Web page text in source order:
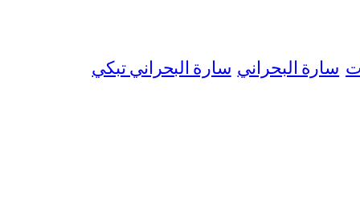
سارة البحراني سارة البحراني تبكي